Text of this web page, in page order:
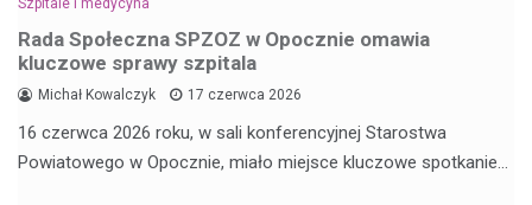
Szpitale i medycyna
Rada Społeczna SPZOZ w Opocznie omawia
kluczowe sprawy szpitala
Michał Kowalczyk 17 czerwca 2026
16 czerwca 2026 roku, w sali konferencyjnej Starostwa
Powiatowego w Opocznie, miało miejsce kluczowe spotkanie…